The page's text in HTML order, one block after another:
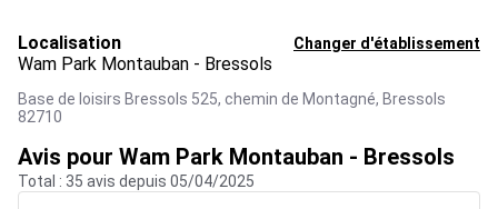
Localisation Changer d'établissement
Wam Park Montauban - Bressols
Base de loisirs Bressols 525, chemin de Montagné, Bressols
82710
Avis pour Wam Park Montauban - Bressols
Total : 35 avis depuis 05/04/2025